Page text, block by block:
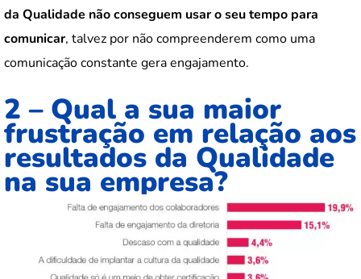
da Qualidade não conseguem usar o seu tempo para
comunicar, talvez por não compreenderem como uma
comunicação constante gera engajamento.
2 – Qual a sua maior
frustração em relação aos
resultados da Qualidade
na sua empresa?